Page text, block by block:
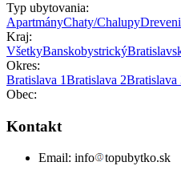
Typ ubytovania:
ApartmányChaty/Chalupy
Kraj:
VšetkyBanskobystrický
Okres:
Bratislava 1Bratislava 2Bratislava
Obec:
Kontakt
Email: info topubytko.sk